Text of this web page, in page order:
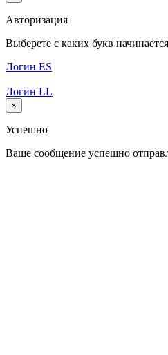
Авторизация
Выберете с каких букв
Логин ES
Логин LL
×
Успешно
Ваше сообщение успешно